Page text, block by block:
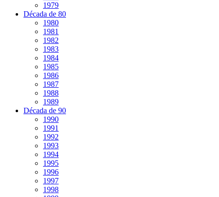
1979
Década de 80
1980
1981
1982
1983
1984
1985
1986
1987
1988
1989
Década de 90
1990
1991
1992
1993
1994
1995
1996
1997
1998